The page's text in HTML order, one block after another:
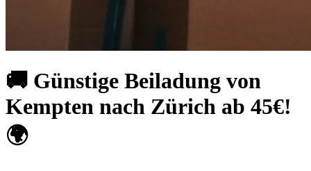
🚚 Günstige Beiladung von
Kempten nach Zürich ab 45€!
🌍